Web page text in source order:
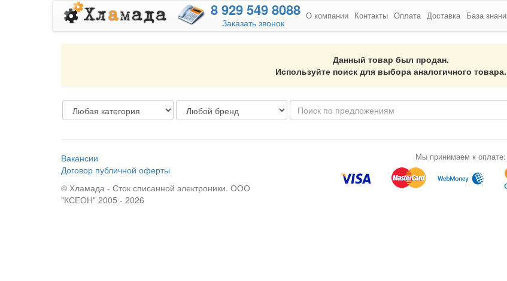
89295498088
Заказать звонок
О компании Контакты Оплата Доставка База
Данный товар был продан.
Используйте поиск для выбора аналогичного товара.
Вакансии
Договор публичной оферты
© Хламада - Сток списанной электроники. ООО
"КСЕОН" 2005 - 2026
Мы принимаем к оплате: